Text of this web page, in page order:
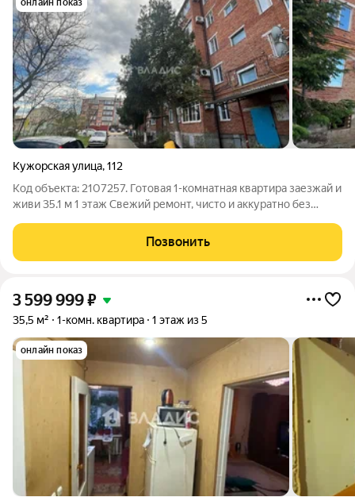
онлайн показ
Кужорская улица,112
Код объекта: 2107257. Готовая 1-комнатная квартира заезжай и
живи 35.1 м 1 этаж Свежий ремонт, чисто и аккуратно без
Застеклённый балкон, современная душевая. Всё рядом:
магазины, садик,
Позвонить
3 599 999₽
35,5 м² 1-комн. квартира 1 этаж из 5
онлайн показ